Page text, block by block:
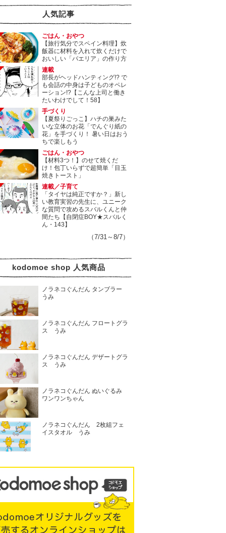
人気記事
ごはん・おやつ
【旅行気分でスペイン料理】炊
飯器に材料を入れて炊くだけで
おいしい「パエリア」の作り方
連載
部長がヘッドハンティング!? で
も会話の中身は子どものオペレ
ーション!?【こんな上司と働き
たいわけでして！58】
手づくり
【夏祭りごっこ】ハチの巣みた
いな立体のお花「でんぐり紙の
花」を手づくり！ 暑い日はおう
ちで楽しもう
ごはん・おやつ
【材料3つ！】のせて焼くだ
け！包丁いらずで超簡単「目玉
焼きトースト」
連載／子育て
「タイヤは純正ですか？」新し
い教育実習の先生に、ユニーク
な質問で攻めるスバルくんと仲
間たち【自閉症BOY★スバルく
ん・143】
（7/31～8/7）
kodomoe shop 人気商品
ノラネコぐんだん タンブラー
うみ
ノラネコぐんだん フロートグラ
ス うみ
ノラネコぐんだん デザートグラ
ス うみ
ノラネコぐんだん ぬいぐるみ
ワンワンちゃん
ノラネコぐんだん 2枚組フェ
イスタオル うみ